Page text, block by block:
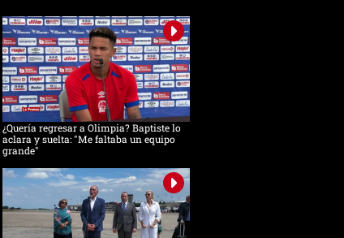
¿Quería regresar a Olimpia? Baptiste lo
aclara y suelta: "Me faltaba un equipo
grande"